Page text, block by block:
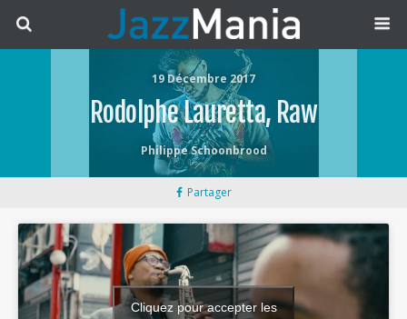
19 Décembre 2017
Rodolphe Lauretta, Raw
Philippe Schoonbrood
Partager
Cliquez pour accepter les